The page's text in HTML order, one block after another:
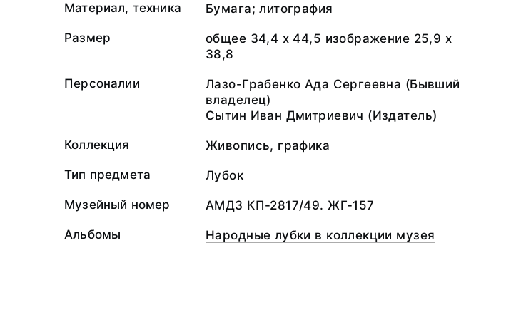
Материал, техника Бумага; литография
Размер
общее 34,4 х 44,5 изображение 25,9 х
38,8
Персоналии
Лазо-Грабенко Ада Сергеевна (Бывший
владелец)
Сытин Иван Дмитриевич (Издатель)
Коллекция Живопись, графика
Тип предмета Лубок
Музейный номер АМДЗ КП-2817/49. ЖГ-157
Альбомы Народные лубки в коллекции музея